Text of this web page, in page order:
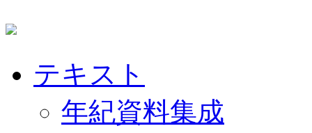
テキスト
年紀資料集成